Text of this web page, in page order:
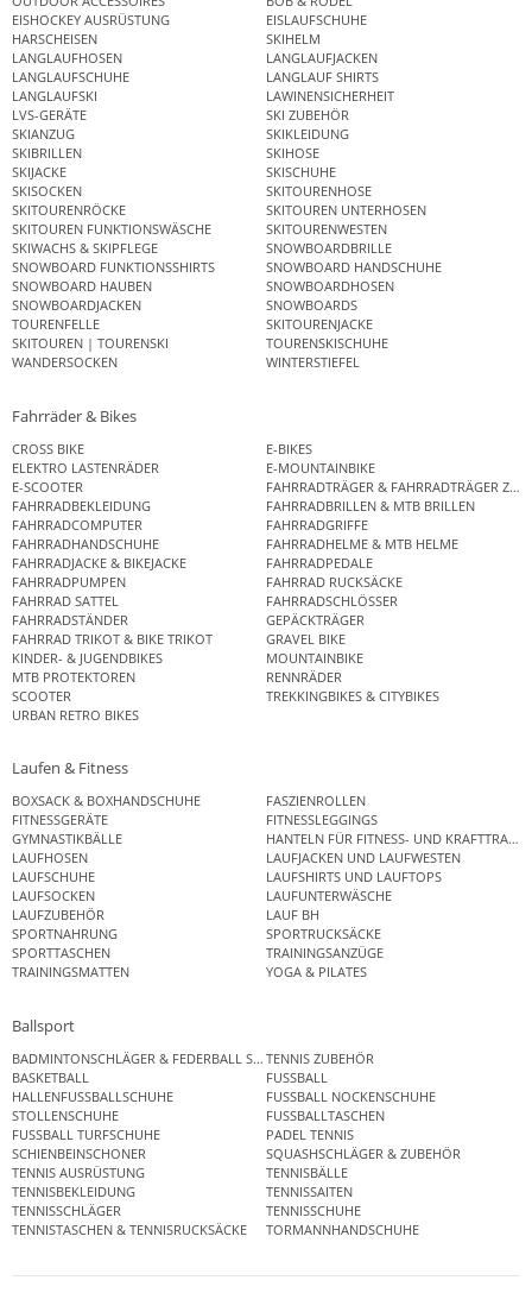
EISHOCKEY AUSRÜSTUNG
EISLAUFSCHUHE
HARSCHEISEN
SKIHELM
LANGLAUFHOSEN
LANGLAUFJACKEN
LANGLAUFSCHUHE
LANGLAUF SHIRTS
LANGLAUFSKI
LAWINENSICHERHEIT
LVS-GERÄTE
SKI ZUBEHÖR
SKIANZUG
SKIKLEIDUNG
SKIBRILLEN
SKIHOSE
SKIJACKE
SKISCHUHE
SKISOCKEN
SKITOURENHOSE
SKITOURENRÖCKE
SKITOUREN UNTERHOSEN
SKITOUREN FUNKTIONSWÄSCHE
SKITOURENWESTEN
SKIWACHS & SKIPFLEGE
SNOWBOARDBRILLE
SNOWBOARD FUNKTIONSSHIRTS
SNOWBOARD HANDSCHUHE
SNOWBOARD HAUBEN
SNOWBOARDHOSEN
SNOWBOARDJACKEN
SNOWBOARDS
TOURENFELLE
SKITOURENJACKE
SKITOUREN | TOURENSKI
TOURENSKISCHUHE
WANDERSOCKEN
WINTERSTIEFEL
Fahrräder & Bikes
CROSS BIKE
E-BIKES
ELEKTRO LASTENRÄDER
E-MOUNTAINBIKE
E-SCOOTER
FAHRRADTRÄGER & FAHRRADTRÄGER
FAHRRADBEKLEIDUNG
FAHRRADBRILLEN & MTB BRILLEN
FAHRRADCOMPUTER
FAHRRADGRIFFE
FAHRRADHANDSCHUHE
FAHRRADHELME & MTB HELME
FAHRRADJACKE & BIKEJACKE
FAHRRADPEDALE
FAHRRADPUMPEN
FAHRRAD RUCKSÄCKE
FAHRRAD SATTEL
FAHRRADSCHLÖSSER
FAHRRADSTÄNDER
GEPÄCKTRÄGER
FAHRRAD TRIKOT & BIKE TRIKOT
GRAVEL BIKE
KINDER- & JUGENDBIKES
MOUNTAINBIKE
MTB PROTEKTOREN
RENNRÄDER
SCOOTER
TREKKINGBIKES & CITYBIKES
URBAN RETRO BIKES
Laufen & Fitness
BOXSACK & BOXHANDSCHUHE
FASZIENROLLEN
FITNESSGERÄTE
FITNESSLEGGINGS
GYMNASTIKBÄLLE
HANTELN FÜR FITNESS- UND
LAUFHOSEN
LAUFJACKEN UND LAUFWESTEN
LAUFSCHUHE
LAUFSHIRTS UND LAUFTOPS
LAUFSOCKEN
LAUFUNTERWÄSCHE
LAUFZUBEHÖR
LAUF BH
SPORTNAHRUNG
SPORTRUCKSÄCKE
SPORTTASCHEN
TRAININGSANZÜGE
TRAININGSMATTEN
YOGA & PILATES
Ballsport
BADMINTONSCHLÄGER & FEDERBALL SETSTENNIS ZUBEHÖR
BASKETBALL
FUSSBALL
HALLENFUSSBALLSCHUHE
FUSSBALL NOCKENSCHUHE
STOLLENSCHUHE
FUSSBALLTASCHEN
FUSSBALL TURFSCHUHE
PADEL TENNIS
SCHIENBEINSCHONER
SQUASHSCHLÄGER & ZUBEHÖR
TENNIS AUSRÜSTUNG
TENNISBÄLLE
TENNISBEKLEIDUNG
TENNISSAITEN
TENNISSCHLÄGER
TENNISSCHUHE
TENNISTASCHEN & TENNISRUCKSÄCKE
TORMANNHANDSCHUHE